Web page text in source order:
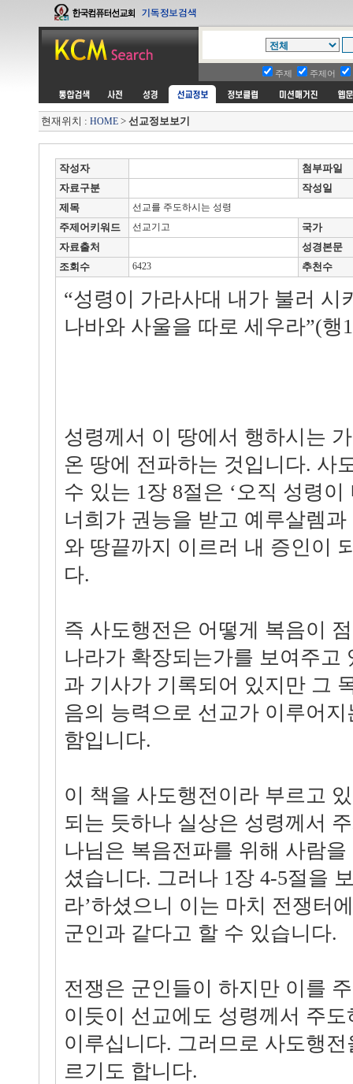
주제 주제어
현재위치 : HOME > 선교정보보기
작성자
첨부파일
자료구분
작성일
제목
선교를 주도하시는 성령
주제어키워드 선교기고
국가
자료출처
성경본문
조회수
6423 추천수
“성령이 가라사대 내가 불러 시
나바와 사울을 따로 세우라”(행
성령께서 이 땅에서 행하시는
온 땅에 전파하는 것입니다. 사
수 있는 1장 8절은 ‘오직 성령
너희가 권능을 받고 예루살렘
와 땅끝까지 이르러 내 증인이
다.
즉 사도행전은 어떻게 복음이
나라가 확장되는가를 보여주고
과 기사가 기록되어 있지만 그
음의 능력으로 선교가 이루어
함입니다.
이 책을 사도행전이라 부르고
되는 듯하나 실상은 성령께서
나님은 복음전파를 위해 사람
셨습니다. 그러나 1장 4-5절을
라’하셨으니 이는 마치 전쟁터
군인과 같다고 할 수 있습니다.
전쟁은 군인들이 하지만 이를
이듯이 선교에도 성령께서 주
이루십니다. 그러므로 사도행
르기도 합니다.